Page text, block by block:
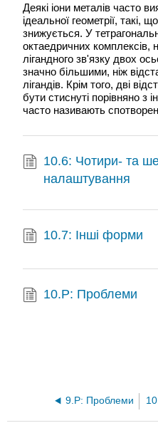
Деякі іони металів часто
ідеальної геометрії, такі,
знижується. У
октаедричних комплексів,
лігандного зв'язку двох
значно більшими, ніж
лігандів. Крім того, дві
бути стиснуті порівняно з
часто називають
10.6: Чотири- та
налаштування
10.7: Інші форми
10.P: Проблеми
9.P: Проблеми